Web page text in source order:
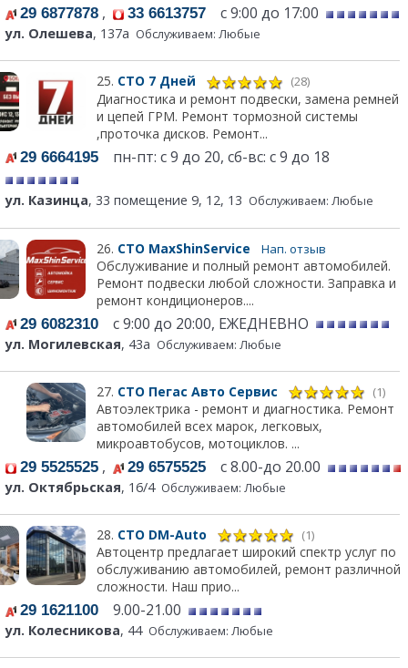
29 6877878 , 33 6613757 с 9:00 до 17:00
ул. Олешева, 137а Обслуживаем: Любые
25. СТО 7 Дней (28)
Диагностика и ремонт подвески, замена ремней
и цепей ГРМ. Ремонт тормозной системы
,проточка дисков. Ремонт...
29 6664195 пн-пт: с 9 до 20, сб-вс: с 9 до 18
ул. Казинца, 33 помещение 9, 12, 13 Обслуживаем: Любые
26. СТО MaxShinService Нап. отзыв
Обслуживание и полный ремонт автомобилей.
Ремонт подвески любой сложности. Заправка и
ремонт кондиционеров....
29 6082310 с 9:00 до 20:00, ЕЖЕДНЕВНО
ул. Могилевская, 43а Обслуживаем: Любые
27. СТО Пегас Авто Сервис (1)
Автоэлектрика - ремонт и диагностика. Ремонт
автомобилей всех марок, легковых,
микроавтобусов, мотоциклов. ...
29 5525525 , 29 6575525 с 8.00-до 20.00
ул. Октябрьская, 16/4 Обслуживаем: Любые
28. СТО DM-Auto (1)
Автоцентр предлагает широкий спектр услуг по
обслуживанию автомобилей, ремонт различной
сложности. Наш прио...
29 1621100 9.00-21.00
ул. Колесникова, 44 Обслуживаем: Любые